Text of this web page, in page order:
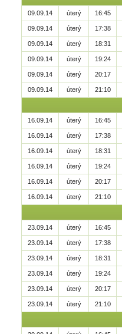
09.09.14 úterý 16:45
09.09.14 úterý 17:38
09.09.14 úterý 18:31
09.09.14 úterý 19:24
09.09.14 úterý 20:17
09.09.14 úterý 21:10
16.09.14 úterý 16:45
16.09.14 úterý 17:38
16.09.14 úterý 18:31
16.09.14 úterý 19:24
16.09.14 úterý 20:17
16.09.14 úterý 21:10
23.09.14 úterý 16:45
23.09.14 úterý 17:38
23.09.14 úterý 18:31
23.09.14 úterý 19:24
23.09.14 úterý 20:17
23.09.14 úterý 21:10